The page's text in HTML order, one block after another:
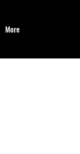
More